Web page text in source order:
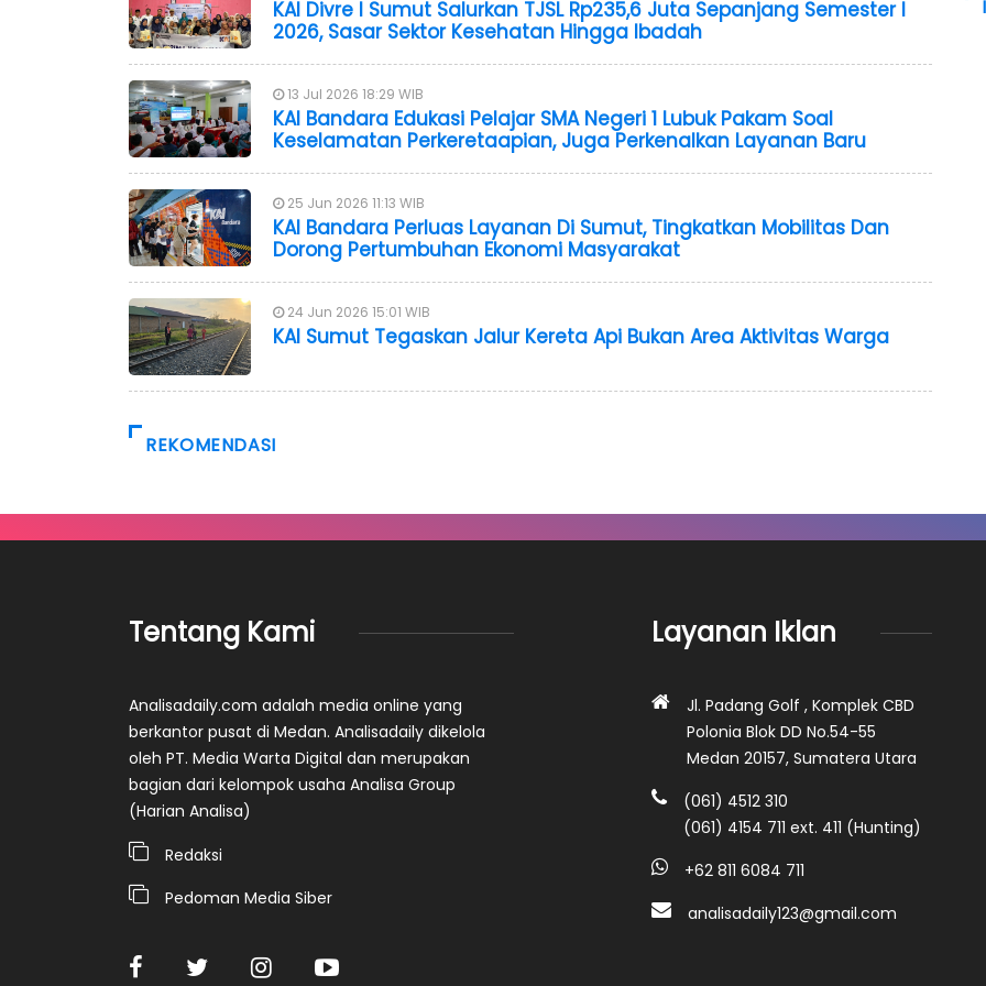
KAI Divre I Sumut Salurkan TJSL Rp235,6 Juta Sepanjang Semester I
2026, Sasar Sektor Kesehatan Hingga Ibadah
13 Jul 2026 18:29 WIB
KAI Bandara Edukasi Pelajar SMA Negeri 1 Lubuk Pakam Soal
Keselamatan Perkeretaapian, Juga Perkenalkan Layanan Baru
25 Jun 2026 11:13 WIB
KAI Bandara Perluas Layanan Di Sumut, Tingkatkan Mobilitas Dan
Dorong Pertumbuhan Ekonomi Masyarakat
24 Jun 2026 15:01 WIB
KAI Sumut Tegaskan Jalur Kereta Api Bukan Area Aktivitas Warga
REKOMENDASI
Tentang Kami
Analisadaily.com adalah media online yang
berkantor pusat di Medan. Analisadaily dikelola
oleh PT. Media Warta Digital dan merupakan
bagian dari kelompok usaha Analisa Group
(Harian Analisa)
Redaksi
Pedoman Media Siber
Layanan Iklan
Jl. Padang Golf , Komplek CBD
Polonia Blok DD No.54-55
Medan 20157, Sumatera Utara
(061) 4512 310
(061) 4154 711 ext. 411 (Hunting)
+62 811 6084 711
analisadaily123@gmail.com